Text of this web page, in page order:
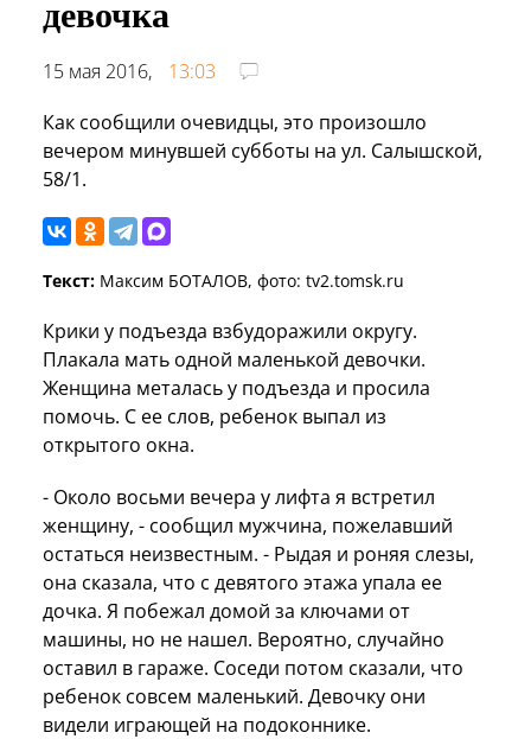
девочка
15 мая 2016,
13:03
Как сообщили очевидцы, это произошло
вечером минувшей субботы на ул. Салышской,
58/1.
Текст: Максим БОТАЛОВ, фото: tv2.tomsk.ru
Крики у подъезда взбудоражили округу.
Плакала мать одной маленькой девочки.
Женщина металась у подъезда и просила
помочь. С ее слов, ребенок выпал из
открытого окна.
- Около восьми вечера у лифта я встретил
женщину, - сообщил мужчина, пожелавший
остаться неизвестным. - Рыдая и роняя слезы,
она сказала, что с девятого этажа упала ее
дочка. Я побежал домой за ключами от
машины, но не нашел. Вероятно, случайно
оставил в гараже. Соседи потом сказали, что
ребенок совсем маленький. Девочку они
видели играющей на подоконнике.